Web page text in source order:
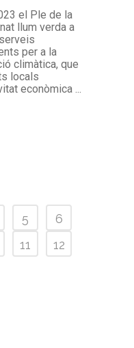
el Ple de la
llum verda a
per a la
climàtica, que
locals
econòmica ...
5
6
11
12